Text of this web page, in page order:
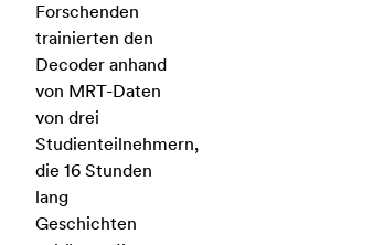
Forschenden
trainierten den
Decoder anhand
von MRT-Daten
von drei
Studienteilnehmern,
die 16 Stunden
lang
Geschichten